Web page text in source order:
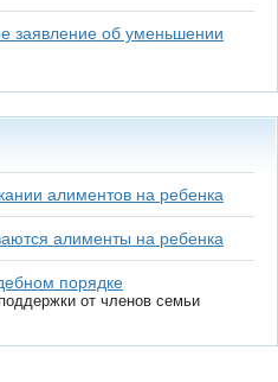
заявление об уменьшении
алиментов на ребенка
алименты на ребенка
порядке
от членов семьи